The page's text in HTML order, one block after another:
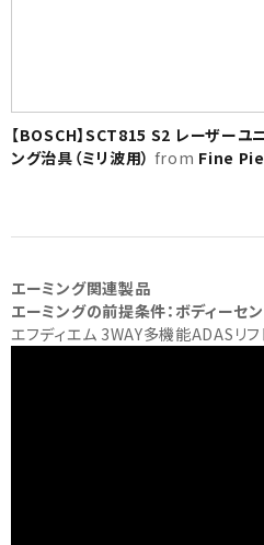
【BOSCH】SCT815 S2 レーザーユ
ング治具（ミリ波用） from Fine
エーミング関連製品
エーミングの前提条件：ボディーセ
エフディエム 3WAY多機能ADASリフ